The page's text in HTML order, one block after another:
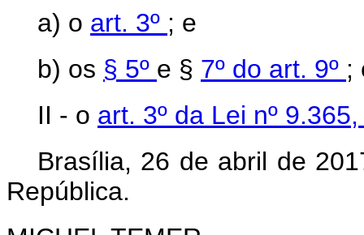
a) o art. 3º ; e
b) os § 5º e § 7º do art. 9º ;
II - o art. 3º da Lei nº
Brasília, 26 de abril de
República.